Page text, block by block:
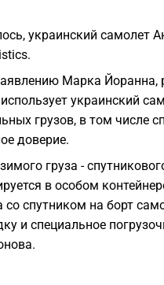
украинский самолет
Марка Йоранна,
украинский
грузов, в том числе
доверие.
груза -
в особом
со спутником на борт
и специальное